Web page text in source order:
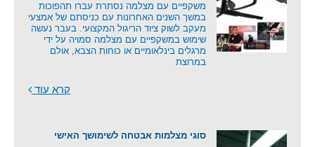
משקפיים עם מצלמה נסתרת עברו תהפוכות
במשך השנים האחרונות עם כניסתם של אמצעי
מעקב לשוק ציוד הריגול המקצועי. בעבר נעשה
שימוש במשקפיים עם מצלמה סמויה על ידי
מרגלים בינלאומיים או כוחות הצבא, אולם
במרוצת
קרא עוד
סוגי מצלמות אבטחה לשימושך האישי